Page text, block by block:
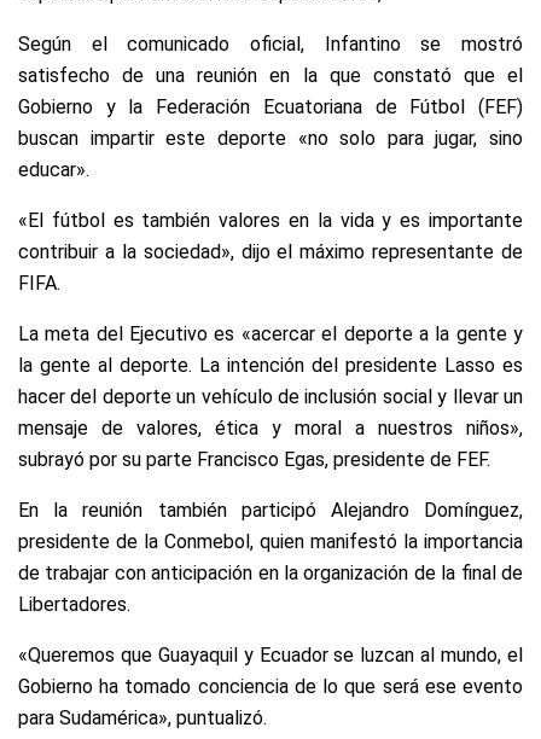
Según el comunicado oficial, Infantino se mostró
satisfecho de una reunión en la que constató que el
Gobierno y la Federación Ecuatoriana de Fútbol (FEF)
buscan impartir este deporte «no solo para jugar, sino
educar».
«El fútbol es también valores en la vida y es importante
contribuir a la sociedad», dijo el máximo representante de
FIFA.
La meta del Ejecutivo es «acercar el deporte a la gente y
la gente al deporte. La intención del presidente Lasso es
hacer del deporte un vehículo de inclusión social y llevar un
mensaje de valores, ética y moral a nuestros niños»,
subrayó por su parte Francisco Egas, presidente de FEF.
En la reunión también participó Alejandro Domínguez,
presidente de la Conmebol, quien manifestó la importancia
de trabajar con anticipación en la organización de la final de
Libertadores.
«Queremos que Guayaquil y Ecuador se luzcan al mundo, el
Gobierno ha tomado conciencia de lo que será ese evento
para Sudamérica», puntualizó.